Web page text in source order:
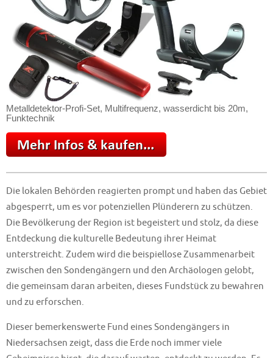
Metalldetektor-Profi-Set, Multifrequenz, wasserdicht bis 20m,
Funktechnik
Die lokalen Behörden reagierten prompt und haben das Gebiet
abgesperrt, um es vor potenziellen Plünderern zu schützen.
Die Bevölkerung der Region ist begeistert und stolz, da diese
Entdeckung die kulturelle Bedeutung ihrer Heimat
unterstreicht. Zudem wird die beispiellose Zusammenarbeit
zwischen den Sondengängern und den Archäologen gelobt,
die gemeinsam daran arbeiten, dieses Fundstück zu bewahren
und zu erforschen.
Dieser bemerkenswerte Fund eines Sondengängers in
Niedersachsen zeigt, dass die Erde noch immer viele